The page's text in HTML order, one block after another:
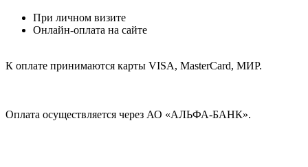
При личном визите
Онлайн-оплата на сайте
К оплате принимаются карты VISA, MasterCard, МИР.
Оплата осуществляется через АО «АЛЬФА-БАНК».